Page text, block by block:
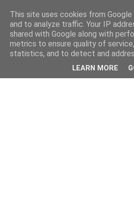
This site uses cookies from
and to analyze traffic. Your IP
shared with Google along with
metrics to ensure quality of
statistics, and to detect and
LEARN MORE